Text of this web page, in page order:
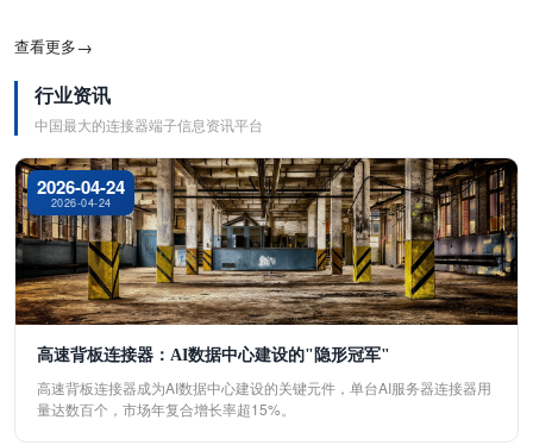
查看更多→
行业资讯
中国最大的连接器端子信息资讯平台
2026-04-24
2026-04-24
高速背板连接器：AI数据中心建设的"隐形冠军"
高速背板连接器成为AI数据中心建设的关键元件，单台AI服务器连接器用
量达数百个，市场年复合增长率超15%。